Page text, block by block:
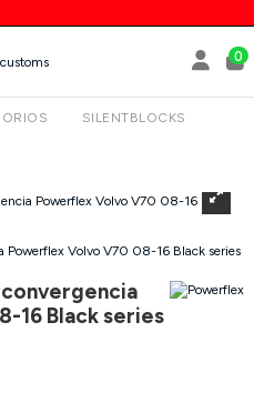
0
SILENTBLOCKS
16 Black series